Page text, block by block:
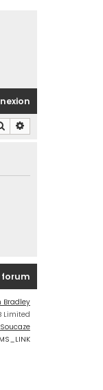
Rechercher
forum
Bradley
Limited